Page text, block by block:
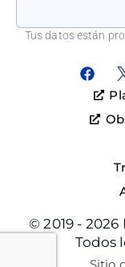
Tus datos están
© 2019 -
Todos